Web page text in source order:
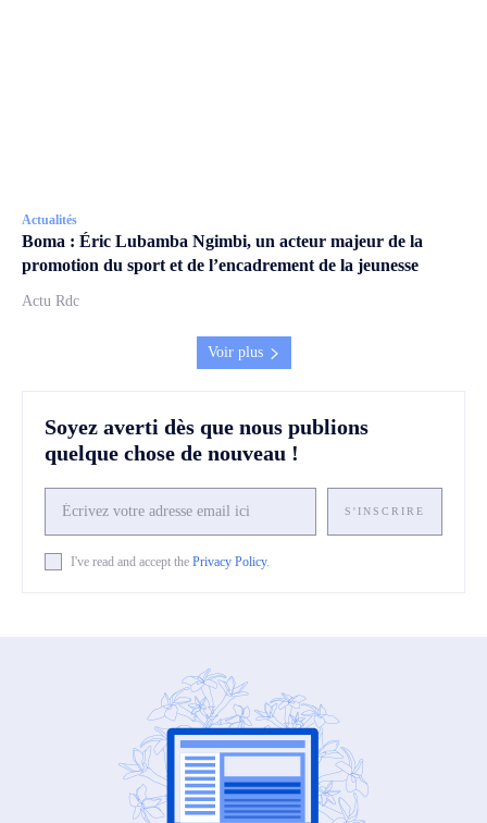
Actualités
Boma : Éric Lubamba Ngimbi, un acteur majeur de la
promotion du sport et de l’encadrement de la jeunesse
Actu Rdc
Voir plus
Soyez averti dès que nous publions
quelque chose de nouveau !
S'INSCRIRE
I've read and accept the Privacy Policy.